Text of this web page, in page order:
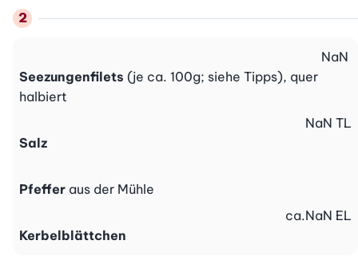
Seezungenfilets (je ca. 100g; siehe Tipps), quer
halbiert
NaN
Salz
NaN TL
Pfeffer aus der Mühle
Kerbelblättchen
ca.NaN EL